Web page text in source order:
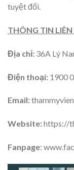
tuyệt đối.
THÔNG TIN LIÊN
Địa chỉ: 36A Lý
Điện thoại: 1900
Email:
Website:https://
Fanpage: